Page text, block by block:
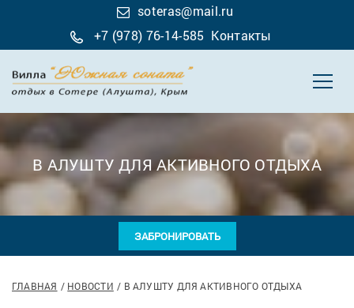
soteras@mail.ru
+7 (978) 76-14-585 Контакты
В АЛУШТУ ДЛЯ АКТИВНОГО ОТДЫХА
ЗАБРОНИРОВАТЬ
ГЛАВНАЯ НОВОСТИ В АЛУШТУ ДЛЯ АКТИВНОГО ОТДЫХА